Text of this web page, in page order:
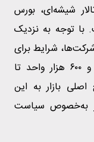
شیشه‌ای، بورس
با توجه به نزدیک
شرایط برای
رشد شاخص تا سطوح بالای ۳ میلیون و ۶۰۰ هزار واحد تا
بازار به این
به‌خصوص سیاست